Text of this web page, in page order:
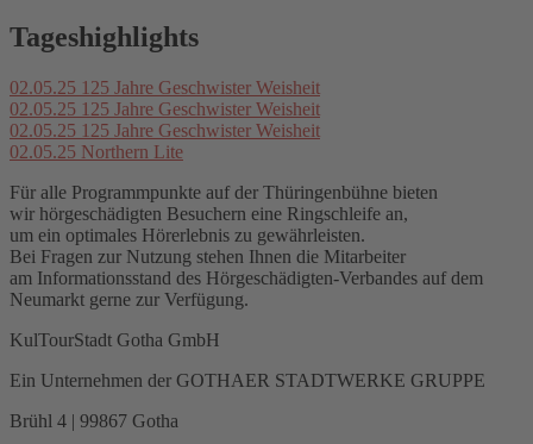
Tageshighlights
02.05.25 125 Jahre Geschwister Weisheit
02.05.25 125 Jahre Geschwister Weisheit
02.05.25 125 Jahre Geschwister Weisheit
02.05.25 Northern Lite
Für alle Programmpunkte auf der Thüringenbühne bieten
wir hörgeschädigten Besuchern eine Ringschleife an,
um ein optimales Hörerlebnis zu gewährleisten.
Bei Fragen zur Nutzung stehen Ihnen die Mitarbeiter
am Informationsstand des Hörgeschädigten-Verbandes auf dem
Neumarkt gerne zur Verfügung.
KulTourStadt Gotha GmbH
Ein Unternehmen der GOTHAER STADTWERKE GRUPPE
Brühl 4 | 99867 Gotha